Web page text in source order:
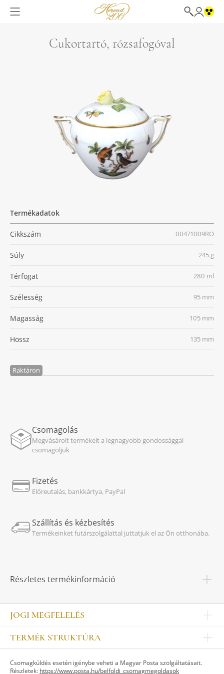
Cukortartó, rózsafogóval
Termékadatok
Cikkszám 00471009RO
Súly 245 g
Térfogat 280 ml
Szélesség 95 mm
Magasság 105 mm
Hossz 135 mm
Raktáron
Csomagolás
Megvásárolt termékeit a legnagyobb gondossággal
csomagoljuk
Fizetés
Előreutalás, bankkártya, PayPal
Szállítás és kézbesítés
Termékeinket futárszolgálattal juttatjuk el az Ön otthonába.
Részletes termékinformáció
JOGI MEGFELELÉS
Impresszum
Kapcsolat
Jogi nyilatkozat
TERMÉK STRUKTÚRA
ASZTALKULTÚRA
Csomagküldés esetén igénybe veheti a Magyar Posta szolgáltatásait.
Részletek: https://www.posta.hu/belfoldi_csomagmegoldasok